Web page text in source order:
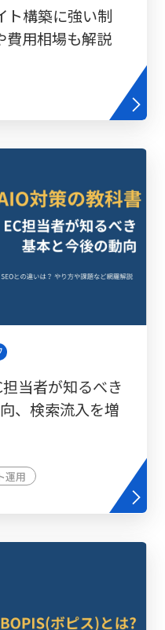
ト構築に強い制
費用相場も解説
当者が知るべき
、検索流入を増
運用